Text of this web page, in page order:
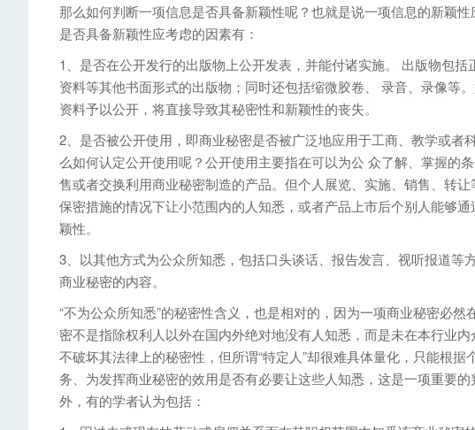
那么如何判断一项信息是否具备新颖性呢？也就是说一项信息的新颖
是否具备新颖性应考虑的因素有：
1、是否在公开发行的出版物上公开发表，并能付诸实施。 出版物包
资料等其他书面形式的出版物；同时还包括缩微胶卷、 录音、录像等
资料予以公开，将直接导致其秘密性和新颖性的丧失。
2、是否被公开使用，即商业秘密是否被广泛地应用于工商、教学或者
么如何认定公开使用呢？公开使用主要指在可以为公 众了解、掌握的
售或者交换利用商业秘密制造的产品。但个人展览、实施、销售、转
保密措施的情况下让小范围内的人知悉，或者产品上市后个别人能够
颖性。
3、以其他方式为公众所知悉，包括口头谈话、报告发言、视听报道
商业秘密的内容。
“不为公众所知悉”的秘密性含义，也是相对的，因为一项商业秘密必
密不是指除权利人以外在国内外绝对地没有人知悉，而是未在本行业
不破坏其法律上的秘密性，但所谓“特定人”却很难具体量化，只能根
务、为发挥商业秘密的效用是否有必要让这些人知悉，这是一项重要
外，有的学者认为包括：